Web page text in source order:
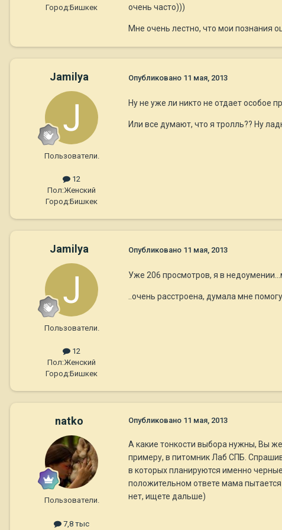
Город:Бишкек
очень часто)))
Мне очень лестно, что мои познания
Jamilya
Пользователи.
12
Пол:Женский
Город:Бишкек
Опубликовано 11 мая, 2013
Ну не уже ли никто не отдает особое
Или все думают, что я тролль?? Ну
Jamilya
Пользователи.
12
Пол:Женский
Город:Бишкек
Опубликовано 11 мая, 2013
Уже 206 просмотров, я в
..очень расстроена, думала мне
natko
Пользователи.
7,8 тыс
Опубликовано 11 мая, 2013
А какие тонкости выбора нужны, Вы
примеру, в питомник Лаб СПБ.
в которых планируются именно
положительном ответе мама
нет, ищете дальше)